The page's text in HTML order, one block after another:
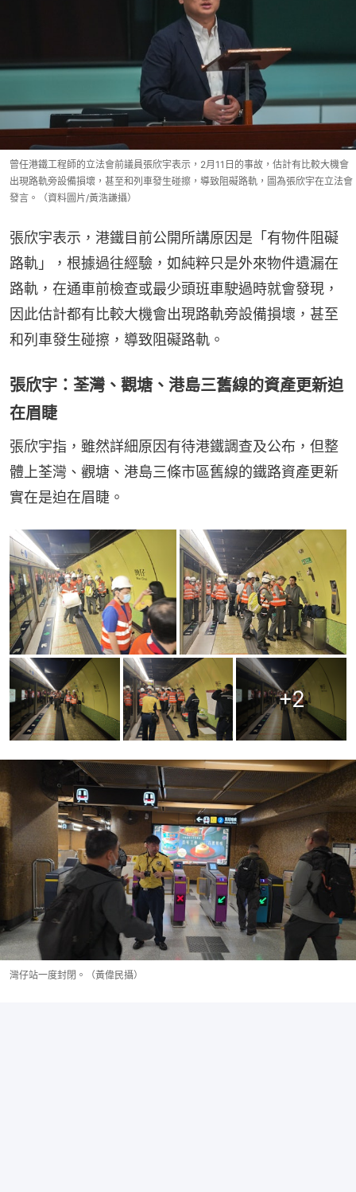
曾任港鐵工程師的立法會前議員張欣宇表示，2月11日的事故，估計有比較大機會
出現路軌旁設備損壞，甚至和列車發生碰擦，導致阻礙路軌，圖為張欣宇在立法會
發言。（資料圖片/黃浩謙攝）
張欣宇表示，港鐵目前公開所講原因是「有物件阻礙
路軌」，根據過往經驗，如純粹只是外來物件遺漏在
路軌，在通車前檢查或最少頭班車駛過時就會發現，
因此估計都有比較大機會出現路軌旁設備損壞，甚至
和列車發生碰擦，導致阻礙路軌。
張欣宇：荃灣、觀塘、港島三舊線的資產更新迫
在眉睫
張欣宇指，雖然詳細原因有待港鐵調查及公布，但整
體上荃灣、觀塘、港島三條市區舊線的鐵路資產更新
實在是迫在眉睫。
+2
灣仔站一度封閉。（黃偉民攝）